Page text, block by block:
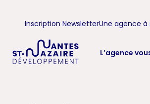
navigation
principal
Inscription NewsletterUne agence à
L’agence